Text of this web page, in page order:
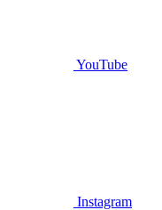
YouTube
Instagram